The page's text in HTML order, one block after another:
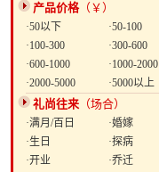
产品价格（￥）
·50以下
·50-100
·100-300
·300-600
·600-1000
·1000-2000
·2000-5000
·5000以上
礼尚往来 （场合）
·满月/百日
·婚嫁
·生日
·探病
·开业
·乔迁